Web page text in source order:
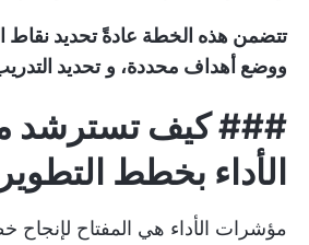
تتضمن هذه الخطة عادةً تحديد نقاط
ووضع أهداف محددة، و تحديد
###كيف تسترشد
الأداء بخطط التطوير
مؤشرات الأداء هي المفتاح